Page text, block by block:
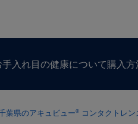
手入れ目の​健康に​ついて購入方​
葉県のアキュビュー® コンタクトレ